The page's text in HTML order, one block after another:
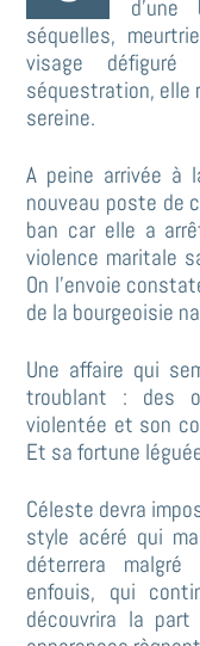
séquelles,
visage
séquestration, elle
sereine.
A peine arrivée à
nouveau poste de
ban car elle a
violence maritale
On l’envoie
de la bourgeoisie
Une affaire qui
troublant : des
violentée et son
Et sa fortune
Céleste devra
style acéré qui
déterrera
enfouis, qui
découvrira la